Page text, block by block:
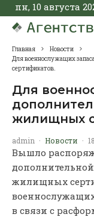
пн, 10 августа
Главная
Новости
Для военнослужащих
сертификатов.
Для
жилищных
admin · Новости ·
Вышло
жилищных
в связи с